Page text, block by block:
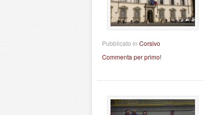
Pubblicato in Corsivo
Commenta per primo!